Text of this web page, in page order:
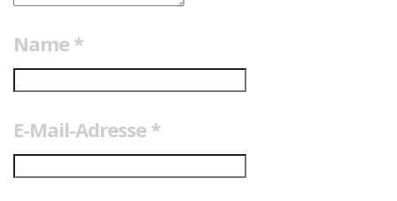
Name *
E-Mail-Adresse *